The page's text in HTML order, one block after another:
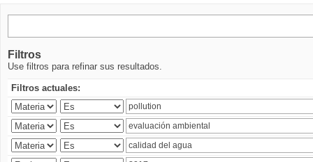
Filtros
Use filtros para refinar sus resultados.
Filtros actuales: